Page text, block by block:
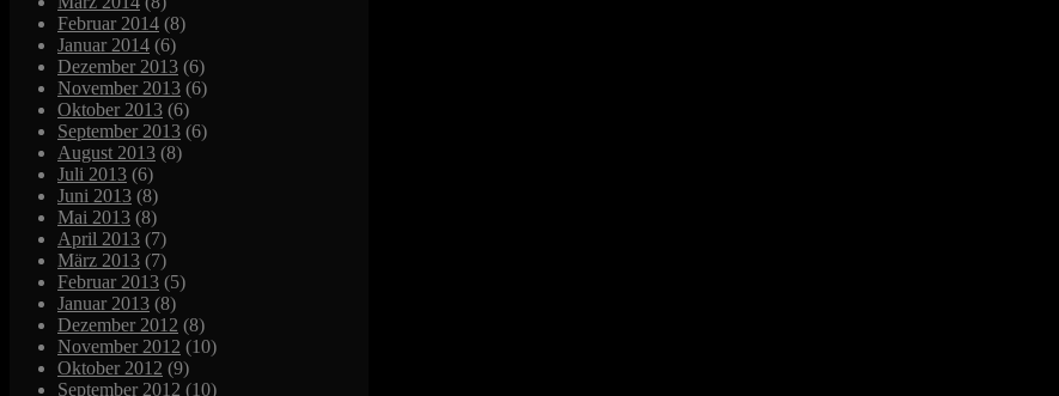
Februar 2014 (8)
Januar 2014 (6)
Dezember 2013 (6)
November 2013 (6)
Oktober 2013 (6)
September 2013 (6)
August 2013 (8)
Juli 2013 (6)
Juni 2013 (8)
Mai 2013 (8)
April 2013 (7)
März 2013 (7)
Februar 2013 (5)
Januar 2013 (8)
Dezember 2012 (8)
November 2012 (10)
Oktober 2012 (9)
September 2012 (10)